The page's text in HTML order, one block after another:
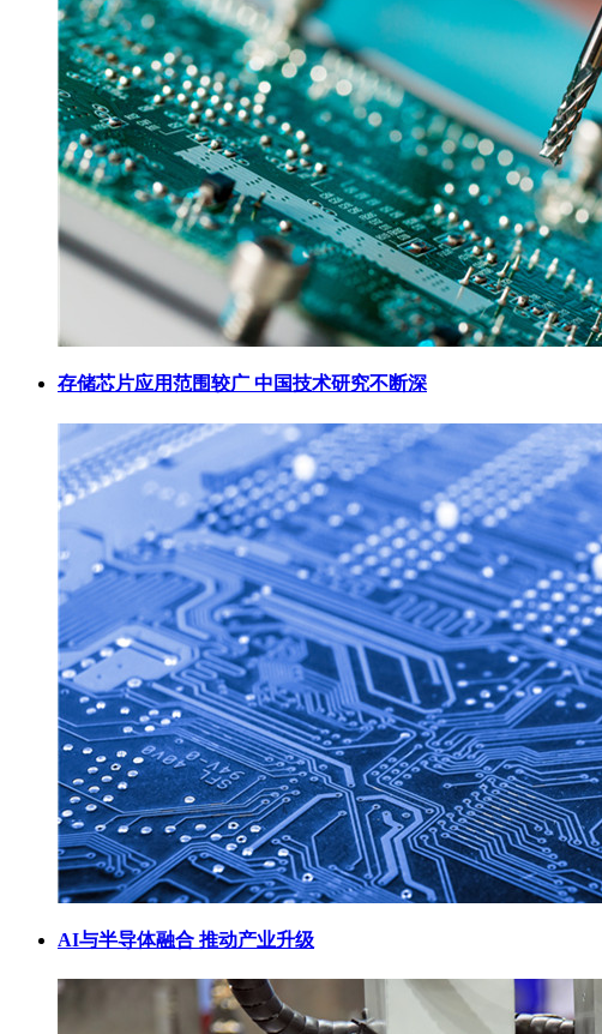
存储芯片应用范围较广 中国技术研究不断深
AI与半导体融合 推动产业升级